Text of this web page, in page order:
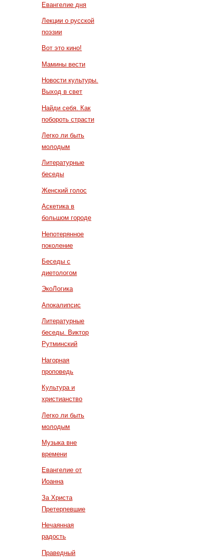
Евангелие дня
Лекции о русской
поэзии
Вот это кино!
Мамины вести
Новости культуры.
Выход в свет
Найди себя. Как
побороть страсти
Легко ли быть
молодым
Литературные
беседы
Женский голос
Аскетика в
большом городе
Непотерянное
поколение
Беседы с
диетологом
ЭкоЛогика
Апокалипсис
Литературные
беседы. Виктор
Рутминский
Нагорная
проповедь
Культура и
христианство
Легко ли быть
молодым
Музыка вне
времени
Евангелие от
Иоанна
За Христа
Претерпевшие
Нечаянная
радость
Праведный